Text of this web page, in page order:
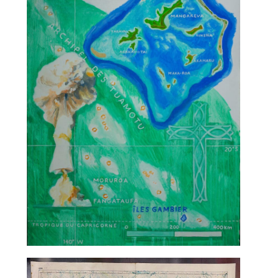
TALC02-14 – Titouan Lamazou